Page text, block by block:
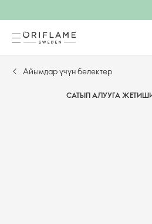
Айымдар үчүн белектер
САТЫП АЛУУГА